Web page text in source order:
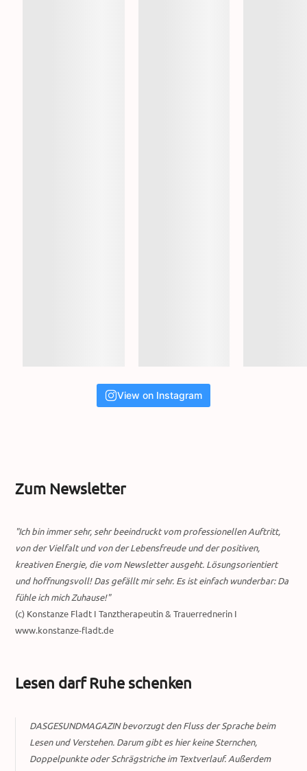
View on Instagram
Zum Newsletter
"Ich bin immer sehr, sehr beeindruckt vom professionellen Auftritt,
von der Vielfalt und von der Lebensfreude und der positiven,
kreativen Energie, die vom Newsletter ausgeht. Lösungsorientiert
und hoffnungsvoll! Das gefällt mir sehr. Es ist einfach wunderbar: Da
fühle ich mich Zuhause!"
(c) Konstanze Fladt I Tanztherapeutin & Trauerrednerin I
www.konstanze-fladt.de
Lesen darf Ruhe schenken
DASGESUNDMAGAZIN bevorzugt den Fluss der Sprache beim
Lesen und Verstehen. Darum gibt es hier keine Sternchen,
Doppelpunkte oder Schrägstriche im Textverlauf. Außerdem